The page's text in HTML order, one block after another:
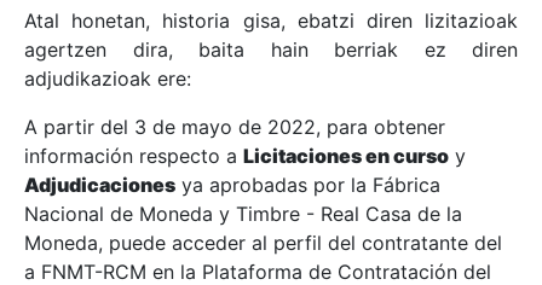
Erakutsi/Ezkutatu
Erakutsi/Ezkutatu
Erakutsi/Ezkutatu
Erakutsi/Ezkutatu
Atal honetan, historia gisa, ebatzi diren lizitazioak
agertzen dira, baita hain berriak ez diren
adjudikazioak ere:
A partir del 3 de mayo de 2022, para obtener
información respecto a Licitaciones en curso y
Adjudicaciones ya aprobadas por la Fábrica
Nacional de Moneda y Timbre - Real Casa de la
Moneda, puede acceder al perfil del contratante del
a FNMT-RCM en la Plataforma de Contratación del